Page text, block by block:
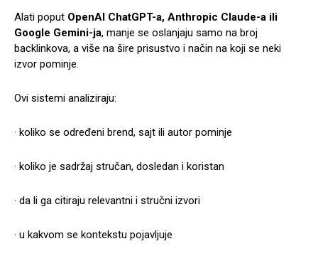
Alati poput OpenAI ChatGPT-a, Anthropic Claude-a ili
Google Gemini-ja, manje se oslanjaju samo na broj
backlinkova, a više na šire prisustvo i način na koji se neki
izvor pominje.
Ovi sistemi analiziraju:
· koliko se određeni brend, sajt ili autor pominje
· koliko je sadržaj stručan, dosledan i koristan
· da li ga citiraju relevantni i stručni izvori
· u kakvom se kontekstu pojavljuje